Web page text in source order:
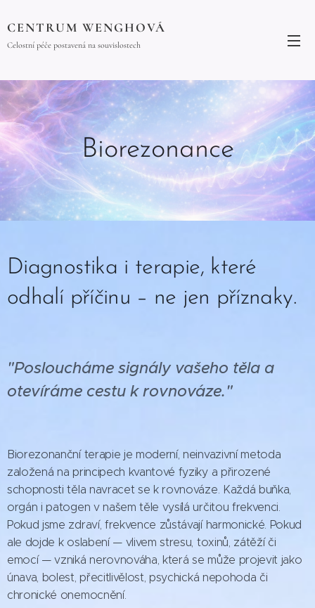
CENTRUM WENGHOVÁ
Celostní péče postavená na souvislostech
Biorezonance
Diagnostika i terapie, které
odhalí příčinu – ne jen příznaky.
"Posloucháme signály vašeho těla a
otevíráme cestu k rovnováze."
Biorezonanční terapie je moderní, neinvazivní metoda
založená na principech kvantové fyziky a přirozené
schopnosti těla navracet se k rovnováze. Každá buňka,
orgán i patogen v našem těle vysílá určitou frekvenci.
Pokud jsme zdraví, frekvence zůstávají harmonické. Pokud
ale dojde k oslabení — vlivem stresu, toxinů, zátěží či
emocí — vzniká nerovnováha, která se může projevit jako
únava, bolest, přecitlivělost, psychická nepohoda či
chronické onemocnění.